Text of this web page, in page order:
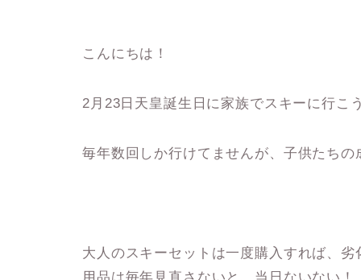
こんにちは！
2月23日天皇誕生日に家族でスキーに行こ
毎年数回しか行けてませんが、子供たち
大人のスキーセットは一度購入すれば、